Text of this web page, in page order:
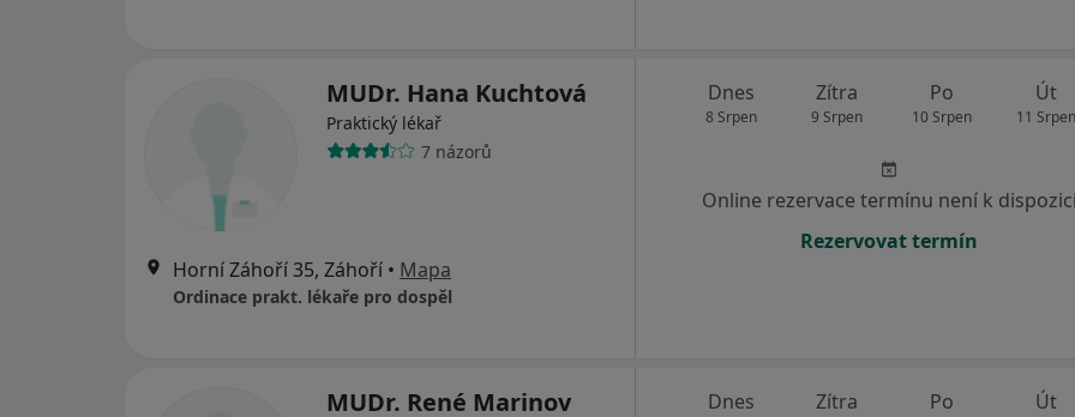
MUDr. Hana Kuchtová
Praktický lékař
7 názorů
Horní Záhoří 35, Záhoří • Mapa
Ordinace prakt. lékaře pro dospěl
Dnes
8 Srpen
Zítra
9 Srpen
Po
10 Srpen
Út
11 Srpen
Online rezervace termínu není k dispozici
Rezervovat termín
MUDr. René Marinov Dnes Zítra Po Út